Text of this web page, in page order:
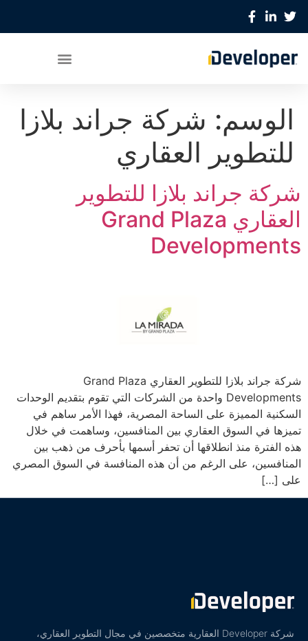
الوسم: شركة جراند بلازا
للتطوير العقاري
شركة جراند بلازا للتطوير
العقاري Grand Plaza
Developments
شركة جراند بلازا للتطوير العقاري Grand Plaza
Developments واحدة من الشركات التي تقوم بتقديم الوحدات
السكنية المميزة على الساحة المصرية، فهذا الأمر ساهم في
تميزها في السوق العقاري بين المنافسين، وساهمت في خلال
هذه الفترة منذ انطلاقها أن تحفر أسمها بأحرف من ذهب بين
المنافسين، على الرغم من أن هذه المنافسة في السوق المصري
على […]
شركة Developer العقارية متخصصين في مجال التطوير العقاري،